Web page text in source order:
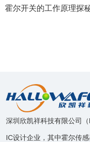
霍尔开关的工作原理探
深圳欣凯祥科技有限公司
IC设计企业，其中霍尔传感